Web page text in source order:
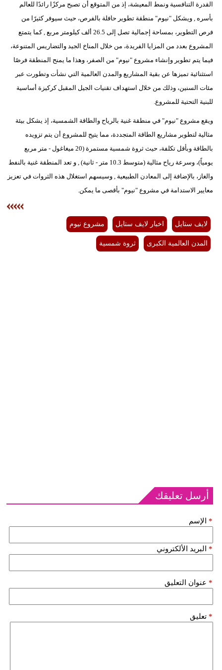
القدرة التنافسية ونمط المعيشة، إذ من المتوقع أن تصبح مركزًا رائدًا للعالم
بأسره , ويشكل "نيوم" منطقة تطوير حافلة بالفرص، حيث سيوفر كثيرًا من
فرص التطوير، بمساحة إجمالية تصل إلى 26.5 ألف كيلومتر مربع , كما يتمتع
المشروع بعدد من المزايا الفريدة، من خلال المناخ الجيد والتضاريس المتنوعة،
فيما يتم تطوير وإنشاء مشروع "نيوم" من الصفر، وهذا ما يمنح المنطقة فرصًا
استثنائية تميزها عن بقية المشاريع والمدن العالمية التي نشأت وتطورت عبر
مئات السنين، وذلك من خلال استهداف تقنيات الجيل المقبل كركيزة أساسية
للبنية التحتية للمشروع.
ويقع مشروع "نيوم" في منطقة غنية بالرياح والطاقة الشمسية، إذ يشكل بيئة
مثالية لتطوير مشاريع الطاقة المتجددة، مما يتيح للمشروع أن يتم تزويده
بالطاقة وبأقل تكلفة، حيث ثروة شمسية مستمرة (20 ميغاغول - متر مربع
يومياً)، وسرعة رياح مثالية (متوسط 10.3 متر - ثانية) , و تعد المنطقة غنية بالنفط
والغاز، بالإضافة إلى المعادن الطبيعية , وسيسهم استغلال هذه الثروات في تعزيز
معايير الاستدامة في مشروع "نيوم" بأقصى ما يمكن.
لايف ستايل اخبار لايف ستايل مشروع نيوم
المدن العالمية الكبرى ثروة شمسية
أرسل تعليقك
الإسم *
البريد الألكتروني *
عنوان التعليق *
تعليق *